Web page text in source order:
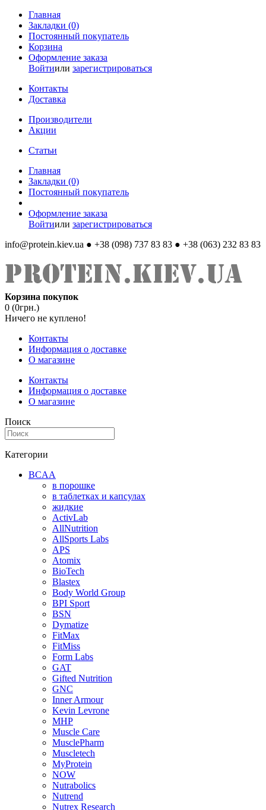
Главная
Закладки (0)
Постоянный покупатель
Корзина
Оформление заказа
Войтиили зарегистрироваться
Контакты
Доставка
Производители
Акции
Статьи
Главная
Закладки (0)
Постоянный покупатель
Оформление заказа
Войтиили зарегистрироваться
info@protein.kiev.ua ● +38 (098) 737 83 83 ● +38 (063) 232 83 83
Корзина покупок
0 (0грн.)
Ничего не куплено!
Контакты
Информация о доставке
О магазине
Контакты
Информация о доставке
О магазине
Поиск
Категории
BCAA
в порошке
в таблетках и капсулах
жидкие
ActivLab
AllNutrition
AllSports Labs
APS
Atomix
BioTech
Blastex
Body World Group
BPI Sport
BSN
Dymatize
FitMax
FitMiss
Form Labs
GAT
Gifted Nutrition
GNC
Inner Armour
Kevin Levrone
MHP
Muscle Care
MusclePharm
Muscletech
MyProtein
NOW
Nutrabolics
Nutrend
Nutrex Research